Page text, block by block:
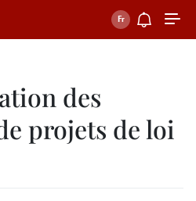
des
projets de loi